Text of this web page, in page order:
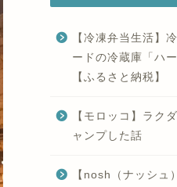
【冷凍弁当生活】
ードの冷蔵庫「ハ
【ふるさと納税】
【モロッコ】ラク
ャンプした話
【nosh（ナッシュ